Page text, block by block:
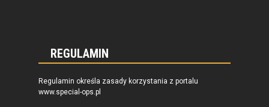
REGULAMIN
Regulamin określa zasady korzystania z portalu
www.special-ops.pl